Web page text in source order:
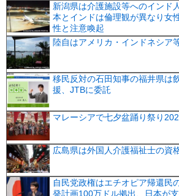
新潟県は介護施設等へのインド
本とインドは倫理観が異なり女
性と注意喚起
陸自はアメリカ・インドネシア
移民反対の石田知事の福井県は
援、JTBに委託
マレーシアで七夕盆踊り祭り
広島県は外国人介護福祉士の資
自民党政権はエチオピア帰還民
発計画100万ドル拠出、日本が